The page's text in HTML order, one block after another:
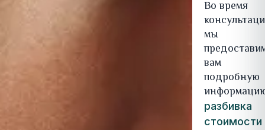
Во время
мы
вам
подробную
разбивка
стоимости